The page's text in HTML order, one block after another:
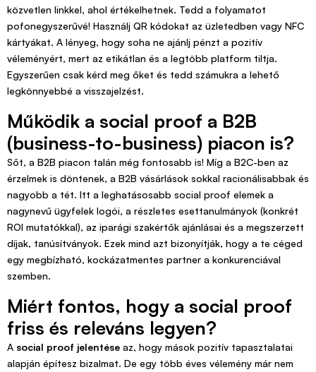
közvetlen linkkel, ahol értékelhetnek. Tedd a folyamatot
pofonegyszerűvé! Használj QR kódokat az üzletedben vagy NFC
kártyákat. A lényeg, hogy soha ne ajánlj pénzt a pozitív
véleményért, mert az etikátlan és a legtöbb platform tiltja.
Egyszerűen csak kérd meg őket és tedd számukra a lehető
legkönnyebbé a visszajelzést.
Működik a social proof a B2B
(business-to-business) piacon is?
Sőt, a B2B piacon talán még fontosabb is! Míg a B2C-ben az
érzelmek is döntenek, a B2B vásárlások sokkal racionálisabbak és
nagyobb a tét. Itt a leghatásosabb social proof elemek a
nagynevű ügyfelek logói, a részletes esettanulmányok (konkrét
ROI mutatókkal), az iparági szakértők ajánlásai és a megszerzett
díjak, tanúsítványok. Ezek mind azt bizonyítják, hogy a te céged
egy megbízható, kockázatmentes partner a konkurenciával
szemben.
Miért fontos, hogy a social proof
friss és releváns legyen?
A social proof jelentése az, hogy mások pozitív tapasztalatai
alapján építesz bizalmat. De egy több éves vélemény már nem